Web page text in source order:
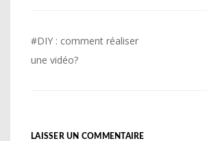
Navigation
de
#DIY : comment réaliser
une vidéo?
LAISSER UN COMMENTAIRE